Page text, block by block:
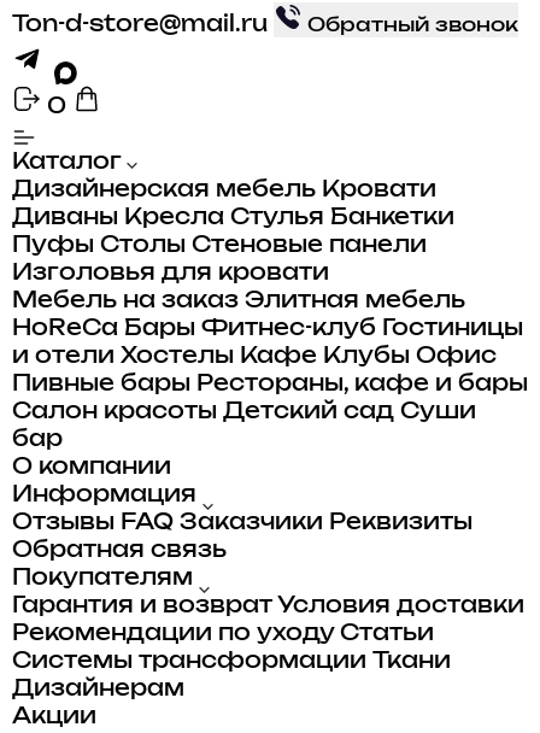
Ton-d-store@mail.ru
Обратный звонок
0
Каталог
Дизайнерская мебель Кровати
Диваны Кресла Стулья Банкетки
Пуфы Столы Стеновые панели
Изголовья для кровати
Мебель на заказ Элитная мебель
HoReCa Бары Фитнес-клуб
Гостиницы
и отели Хостелы Кафе Клубы Офис
Пивные бары Рестораны, кафе и бары
Салон красоты Детский сад Суши
бар
О компании
Информация
Отзывы FAQ Заказчики Реквизиты
Обратная связь
Покупателям
Гарантия и возврат Условия доставки
Рекомендации по уходу Статьи
Системы трансформации
Ткани
Дизайнерам
Акции